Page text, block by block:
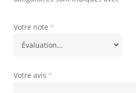
Votre note *
Votre avis *